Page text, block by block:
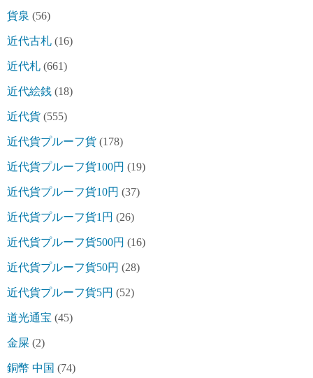
貨泉 (56)
近代古札 (16)
近代札 (661)
近代絵銭 (18)
近代貨 (555)
近代貨プルーフ貨 (178)
近代貨プルーフ貨100円 (19)
近代貨プルーフ貨10円 (37)
近代貨プルーフ貨1円 (26)
近代貨プルーフ貨500円 (16)
近代貨プルーフ貨50円 (28)
近代貨プルーフ貨5円 (52)
道光通宝 (45)
金屎 (2)
銅幣 中国 (74)